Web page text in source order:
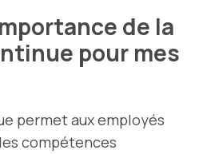
de la
pour mes
permet aux employés
compétences